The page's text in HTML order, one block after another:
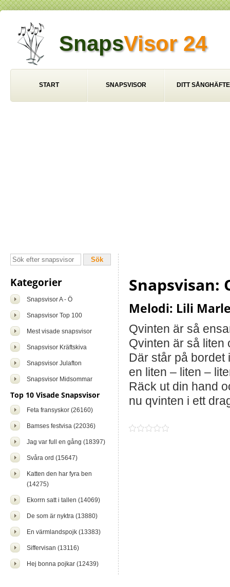
SnapsVisor 24
START SNAPSVISOR DITT SÅNGHÄFTE
Kategorier
Snapsvisor A - Ö
Snapsvisor Top 100
Mest visade snapsvisor
Snapsvisor Kräftskiva
Snapsvisor Julafton
Snapsvisor Midsommar
Top 10 Visade Snapsvisor
Feta fransyskor (26160)
Bamses festvisa (22036)
Jag var full en gång (18397)
Svåra ord (15647)
Katten den har fyra ben
(14275)
Ekorrn satt i tallen (14069)
De som är nyktra (13880)
En värmlandspojk (13383)
Siffervisan (13116)
Hej bonna pojkar (12439)
Snapsvisan:
Melodi: Lili
Qvinten är så
Qvinten är så liten
Där står på bordet
en liten – liten –
Räck ut din hand
nu qvinten i ett